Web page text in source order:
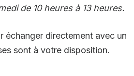
de 10 heures à 13 heures.
échanger directement avec un
sont à votre disposition.